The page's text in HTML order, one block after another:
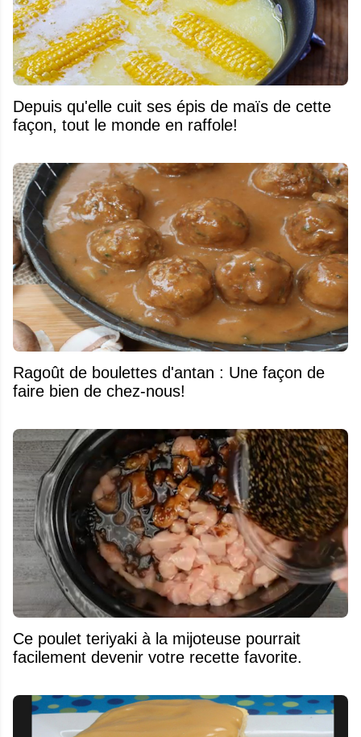
Depuis qu'elle cuit ses épis de maïs de cette
façon, tout le monde en raffole!
Ragoût de boulettes d'antan : Une façon de
faire bien de chez-nous!
Ce poulet teriyaki à la mijoteuse pourrait
facilement devenir votre recette favorite.